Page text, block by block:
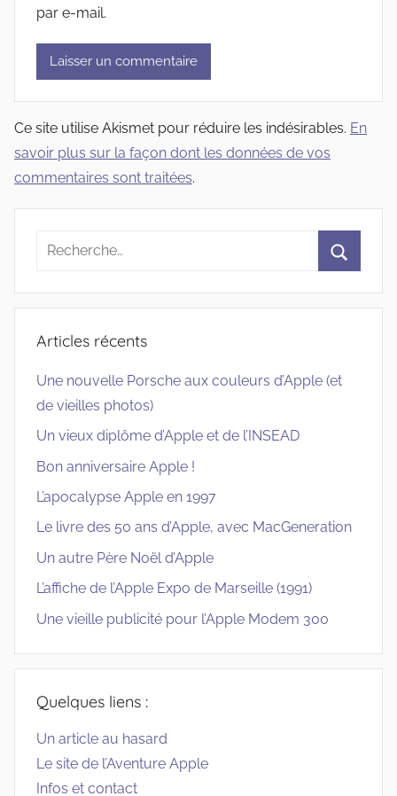
par e-mail.
Ce site utilise Akismet pour réduire les indésirables. En
savoir plus sur la façon dont les données de vos
commentaires sont traitées.
Recherche
:
Articles récents
Une nouvelle Porsche aux couleurs d’Apple (et
de vieilles photos)
Un vieux diplôme d’Apple et de l’INSEAD
Bon anniversaire Apple !
L’apocalypse Apple en 1997
Le livre des 50 ans d’Apple, avec MacGeneration
Un autre Père Noël d’Apple
L’affiche de l’Apple Expo de Marseille (1991)
Une vieille publicité pour l’Apple Modem 300
Quelques liens :
Un article au hasard
Le site de l’Aventure Apple
Infos et contact